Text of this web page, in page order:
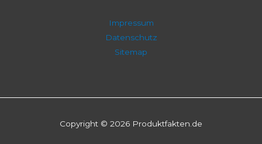
Impressum
Datenschutz
Sitemap
Copyright © 2026 Produktfakten.de